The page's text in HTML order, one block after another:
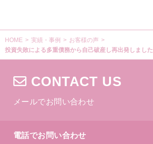
HOME > 実績・事例 > お客様の声 >
投資失敗による多重債務から自己破産し再出発しました
CONTACT US
メールでお問い合わせ
電話でお問い合わせ